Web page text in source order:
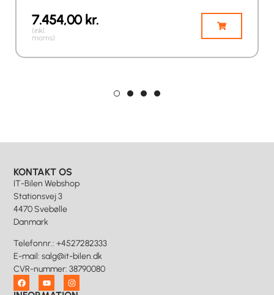
7.454,00kr.
(inkl.
moms)
KONTAKT OS
IT-Bilen Webshop
Stationsvej 3
4470 Svebølle
Danmark
Telefonnr.: +4527282333
E-mail:salg@it-bilen.dk
CVR-nummer: 38790080